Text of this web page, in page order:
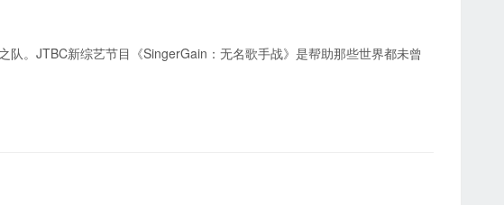
。JTBC新综艺节目《SingerGain：无名歌手战》是帮助那些世界都未曾